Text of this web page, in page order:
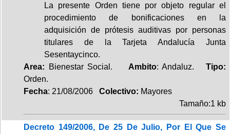
La presente Orden tiene por objeto regular el
procedimiento de bonificaciones en la
adquisición de prótesis auditivas por personas
titulares de la Tarjeta Andalucía Junta
Sesentaycinco.
Area: Bienestar Social. Ambito: Andaluz.Tipo:
Orden.
Fecha: 21/08/2006 Colectivo: Mayores
Tamaño:1 kb
Decreto 149/2006, De 25 De Julio, Por El Que Se